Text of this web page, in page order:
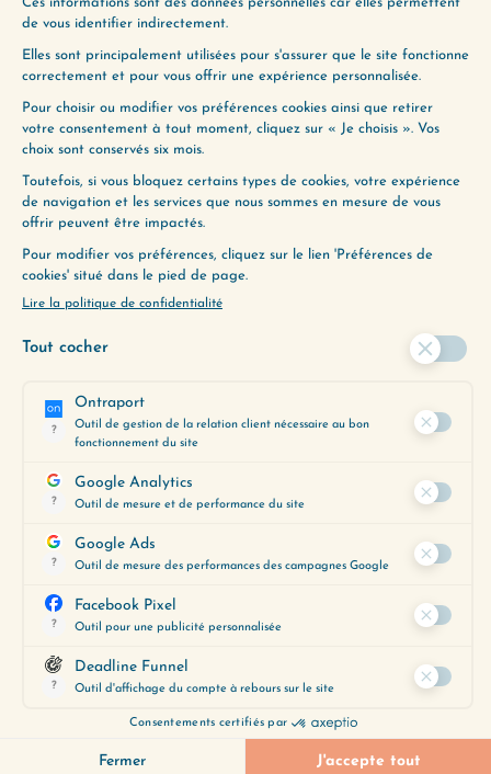
Cette semaine, nous abordons le dernier volet
à AVOIR, qui consiste à accueillir, apprécier,…
Lire plus